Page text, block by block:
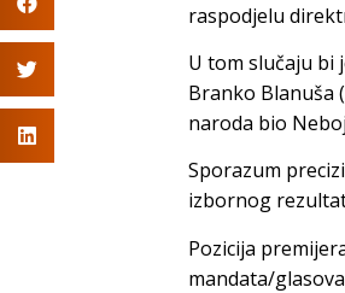
raspodjelu
U tom slučaju bi
Branko Blanuša
naroda bio
Sporazum
izbornog
Pozicija
mandata/